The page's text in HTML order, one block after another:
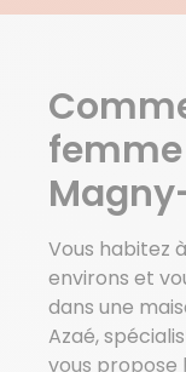
Breancon
Charmont
Chars
Chaussy
Voir plus
Vous habitez
environs et
dans une
Azaé,
vous propose